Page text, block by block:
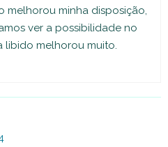
melhorou minha disposição,
ver a possibilidade no
libido melhorou muito.